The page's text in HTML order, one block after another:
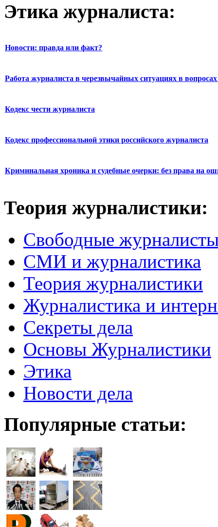
Этика журналиста:
Новости: правда или факт?
Работа журналиста в черезвычайных ситуациях в вопросах
Кодекс чести журналиста
Кодекс профессиональной этики российского журналиста
Криминальная хроника и судебные очерки: без права на
Теория журналистики:
Свободные
СМИ и журналистика
Теория журналистики
Журналистика и
Секреты дела
Основы Журналистики
Этика
Новости дела
Популярные статьи: